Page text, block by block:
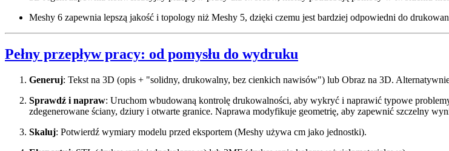
Meshy 6 zapewnia lepszą jakość i topology niż Meshy 5, dzięki czemu jest bardziej odpowiedni do
Pełny przepływ pracy: od pomysłu do wydruku
Generuj: Tekst na 3D (opis + "solidny, drukowalny, bez cienkich nawisów") lub Obraz na 3D.
Sprawdź i napraw: Uruchom wbudowaną kontrolę drukowalności, aby wykryć i naprawić typowe
zdegenerowane ściany, dziury i otwarte granice. Naprawa modyfikuje geometrię, aby zapewnić szczelny
Skaluj: Potwierdź wymiary modelu przed eksportem (Meshy używa cm jako jednostki).